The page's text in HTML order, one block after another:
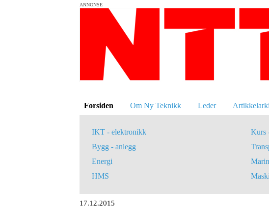
ANNONSE
Forsiden Om Ny Teknikk Leder
IKT - elektronikk
Bygg - anlegg
Energi
HMS
Kurs
17.12.2015